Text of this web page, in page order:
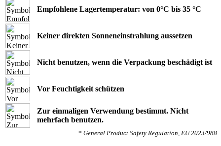
Empfohlene Lagertemperatur: von 0°C bis 35 °C
Keiner direkten Sonneneinstrahlung aussetzen
Nicht benutzen, wenn die Verpackung beschädigt ist
Vor Feuchtigkeit schützen
Zur einmaligen Verwendung bestimmt. Nicht
mehrfach benutzen.
* General Product Safety Regulation, EU 2023/988